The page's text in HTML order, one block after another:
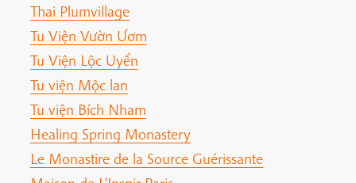
Thai Plumvillage
Tu Viện Vườn Ươm
Tu Viện Lộc Uyển
Tu viện Mộc lan
Tu viện Bích Nham
Healing Spring Monastery
Le Monastire de la Source Guérissante